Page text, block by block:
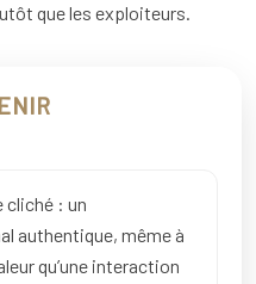
que les exploiteurs.
cliché : un
authentique, même à
qu’une interaction